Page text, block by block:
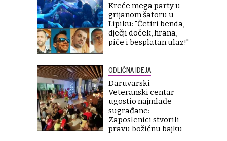
Kreće mega party u
grijanom šatoru u
Lipiku: "Četiri benda,
dječji doček, hrana,
piće i besplatan ulaz!"
ODLIČNA IDEJA
Daruvarski
Veteranski centar
ugostio najmlađe
sugrađane:
Zaposlenici stvorili
pravu božićnu bajku